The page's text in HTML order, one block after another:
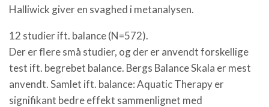
Halliwick giver en svaghed i metanalysen.
12 studier ift. balance (N=572).
Der er flere små studier, og der er anvendt forskellige
test ift. begrebet balance. Bergs Balance Skala er mest
anvendt. Samlet ift. balance: Aquatic Therapy er
signifikant bedre effekt sammenlignet med